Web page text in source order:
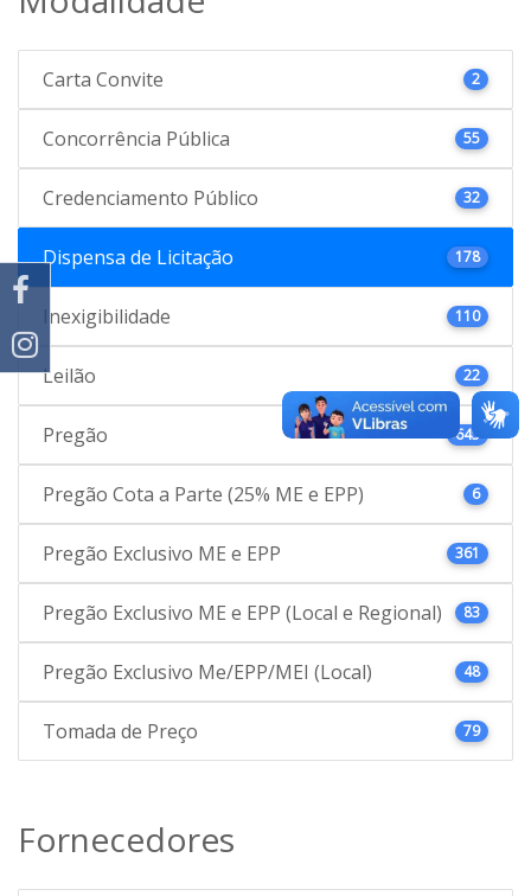
Carta Convite 2
Concorrência Pública 55
Credenciamento Público 32
Dispensa de Licitação 178
Inexigibilidade 110
Leilão 22
Pregão 645
Pregão Cota a Parte (25% ME e EPP) 6
Pregão Exclusivo ME e EPP 361
Pregão Exclusivo ME e EPP (Local e Regional) 83
Pregão Exclusivo Me/EPP/MEI (Local) 48
Tomada de Preço 79
Fornecedores